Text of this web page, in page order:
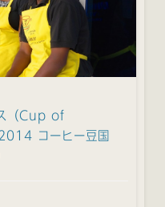
（Cup of
コーヒー豆国